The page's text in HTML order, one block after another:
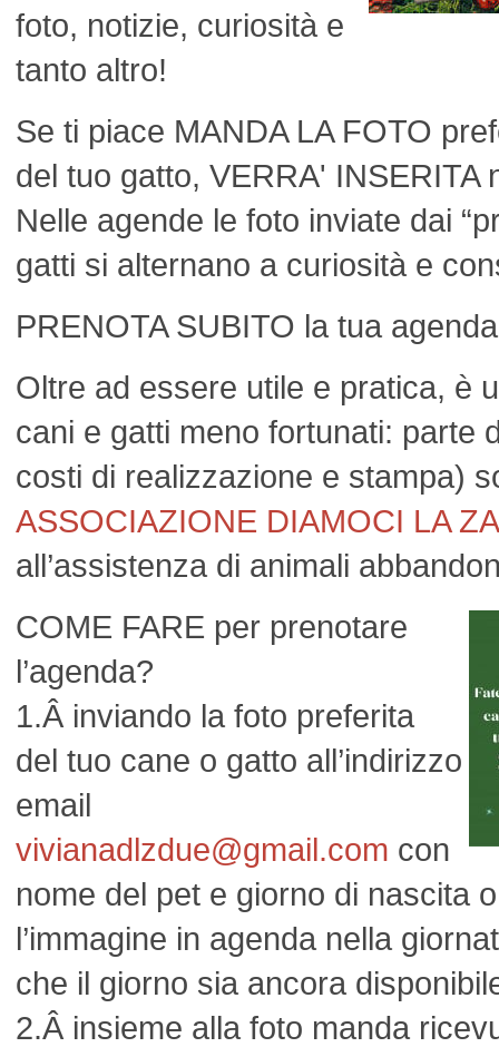
foto, notizie, curiosità e
tanto altro!
Se ti piace MANDA LA FOTO
del tuo gatto, VERRA' INSERITA
Nelle agende le foto inviate dai
gatti si alternano a curiosità e
PRENOTA SUBITO la tua
Oltre ad essere utile e pratica, è
cani e gatti meno fortunati: parte
costi di realizzazione e stampa)
ASSOCIAZIONE DIAMOCI LA
all’assistenza di animali
COME FARE per prenotare
l’agenda?
1.Â inviando la foto preferita
del tuo cane o gatto all’indirizzo
email
vivianadlzdue@gmail.com con
nome del pet e giorno di nascita
l’immagine in agenda nella
che il giorno sia ancora
2.Â insieme alla foto manda